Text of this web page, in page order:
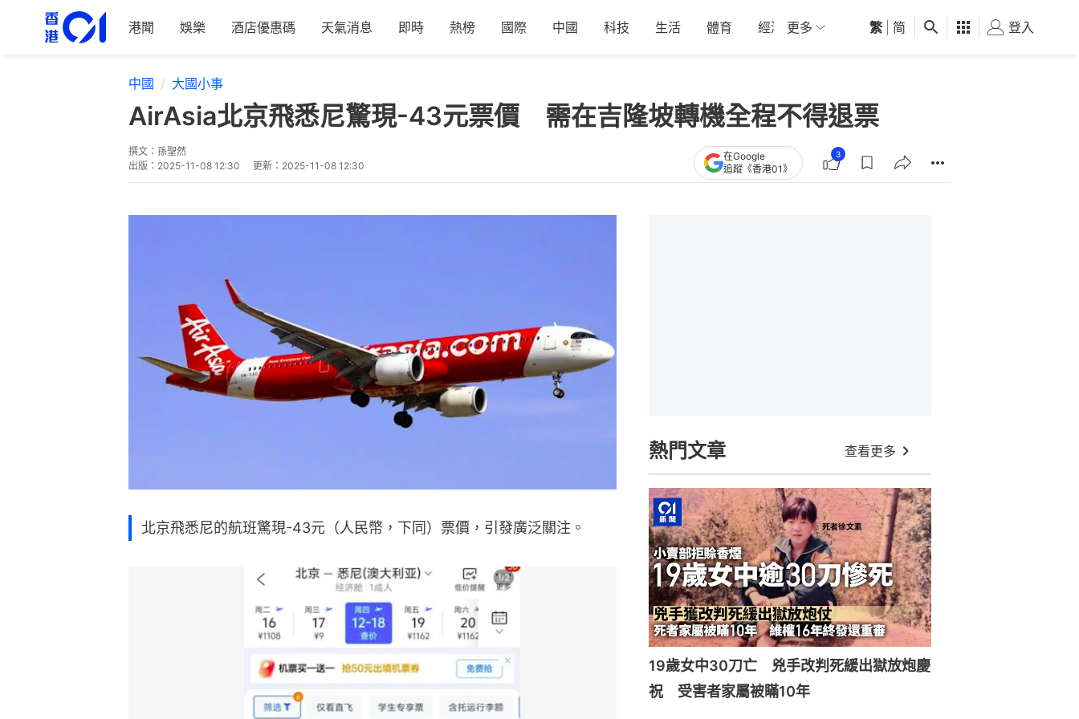
港聞 娛樂 酒店優惠碼 天氣消息 即時 熱榜 國際 中國 科技 生活 體育 經濟 01深圳 觀點 健康 好食玩飛
更多 繁 简 登入
中國 大國小事
AirAsia北京飛悉尼驚現-43元票價 需在吉隆坡轉機全程不得退票
撰文： 孫聖然
出版： 2025-11-08 12:30 更新： 2025-11-08 12:30
在Google
追蹤《香港01》
3
北京飛悉尼的航班驚現-43元（人民幣，下同）票價，引發廣泛關注。
熱門文章 查看更多
19歲女中30刀亡 兇手改判死緩出獄放炮慶
祝 受害者家屬被瞞10年